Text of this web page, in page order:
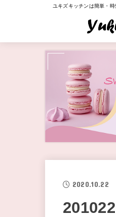
ユキズキッチンは簡単・
2020.10.22